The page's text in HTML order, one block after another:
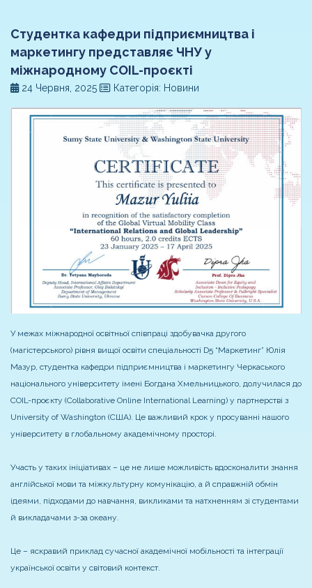
Студентка кафедри підприємництва і
маркетингу представляє ЧНУ у
міжнародному COIL-проєкті
24 Червня, 2025 Категорія: Новини
У межах міжнародної освітньої співпраці здобувачка другого
(магістерського) рівня вищої освіти спеціальності D5 “Маркетинг” Юлія
Мазур, студентка кафедри підприємництва і маркетингу Черкаського
національного університету імені Богдана Хмельницького, долучилася до
COIL-проєкту (Collaborative Online International Learning) у партнерстві з
University of Washington (США). Це важливий крок у просуванні нашого
університету в глобальному академічному просторі.
Участь у таких ініціативах – це не лише можливість вдосконалити знання
англійської мови та міжкультурну комунікацію, а й справжній обмін
ідеями, підходами до навчання, викликами та натхненням зі студентами
й викладачами з-за океану.
Це – яскравий приклад сучасної академічної мобільності та інтеграції
української освіти у світовий контекст.